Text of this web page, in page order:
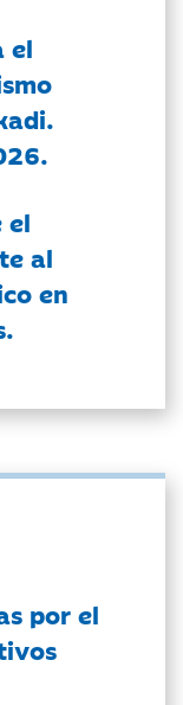
el
el
al
en
por el